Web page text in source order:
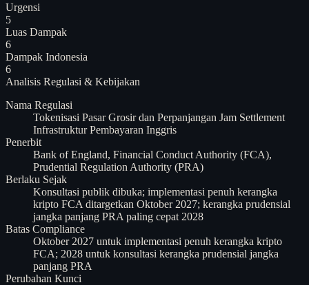
Urgensi
5
Luas Dampak
6
Dampak Indonesia
6
Analisis Regulasi & Kebijakan
Nama Regulasi
Tokenisasi Pasar Grosir dan Perpanjangan Jam Settlement
Infrastruktur Pembayaran Inggris
Penerbit
Bank of England, Financial Conduct Authority (FCA),
Prudential Regulation Authority (PRA)
Berlaku Sejak
Konsultasi publik dibuka; implementasi penuh kerangka
kripto FCA ditargetkan Oktober 2027; kerangka prudensial
jangka panjang PRA paling cepat 2028
Batas Compliance
Oktober 2027 untuk implementasi penuh kerangka kripto
FCA; 2028 untuk konsultasi kerangka prudensial jangka
panjang PRA
Perubahan Kunci